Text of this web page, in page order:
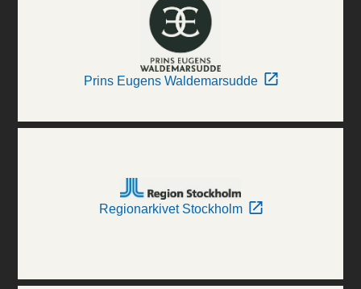
Prins Eugens Waldemarsudde
Regionarkivet Stockholm